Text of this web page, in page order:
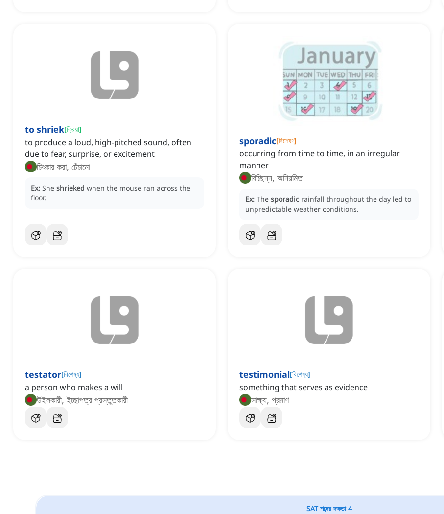
to shriek[ক্রিয়া]
to produce a loud, high-pitched sound, often
due to fear, surprise, or excitement
চিৎকার করা, চেঁচানো
Ex: She shrieked when the mouse ran across the
floor.
sporadic[বিশেষণ]
occurring from time to time, in an irregular
manner
বিচ্ছিন্ন, অনিয়মিত
Ex: The sporadic rainfall throughout the day led to
unpredictable weather conditions.
testator[বিশেষ্য]
a person who makes a will
উইলকারী, ইচ্ছাপত্র প্রস্তুতকারী
testimonial[বিশেষ্য]
something that serves as evidence
সাক্ষ্য, প্রমাণ
SAT শব্দের দক্ষতা 4